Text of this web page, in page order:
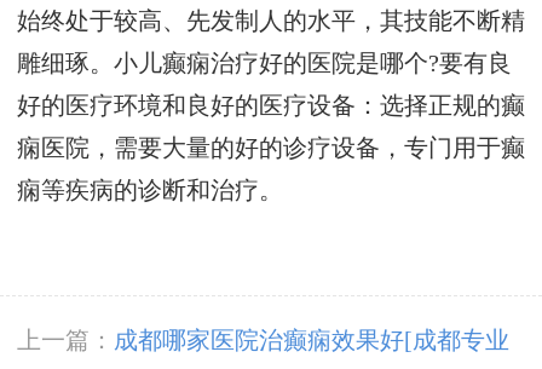
始终处于较高、先发制人的水平，其技能不断精
雕细琢。小儿癫痫治疗好的医院是哪个?要有良
好的医疗环境和良好的医疗设备：选择正规的癫
痫医院，需要大量的好的诊疗设备，专门用于癫
痫等疾病的诊断和治疗。
上一篇： 成都哪家医院治癫痫效果好[成都专业